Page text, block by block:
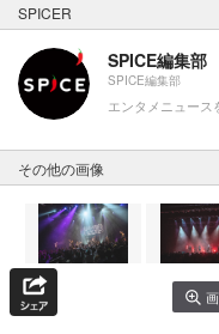
SPICER
SPICE編集部
SPICE編集部
エンタメニュース
その他の画像